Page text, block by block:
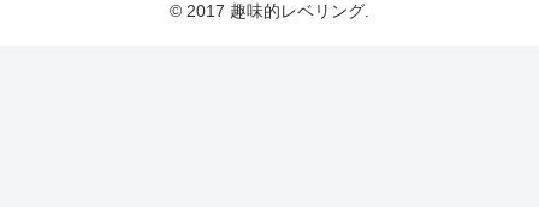
© 2017 趣味的レベリング.